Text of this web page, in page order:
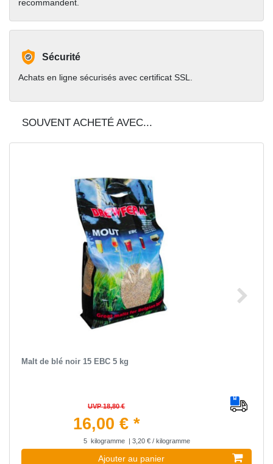
recommandent.
Sécurité
Achats en ligne sécurisés avec certificat SSL.
SOUVENT ACHETÉ AVEC...
Malt de blé noir 15 EBC 5 kg
UVP 18,80 €
16,00 € *
5 kilogramme | 3,20 € / kilogramme
Ajouter au panier